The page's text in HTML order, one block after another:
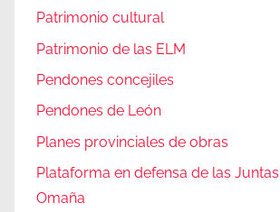
Patrimonio cultural
Patrimonio de las ELM
Pendones concejiles
Pendones de León
Planes provinciales de obras
Plataforma en defensa de las
Omaña